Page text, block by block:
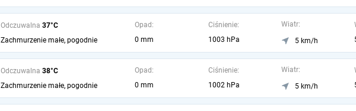
Odczuwalna 37°C
Zachmurzenie małe, pogodnie
Opad:
0 mm
Ciśnienie:
1003 hPa
Wiatr:
5 km/h
Odczuwalna 38°C
Zachmurzenie małe, pogodnie
Opad:
0 mm
Ciśnienie:
1002 hPa
Wiatr:
5 km/h